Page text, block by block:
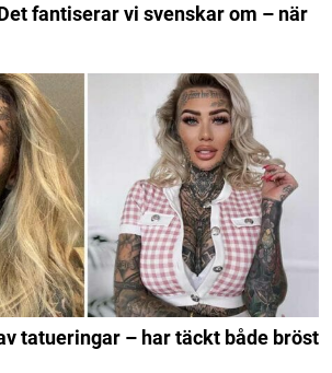
fantiserar vi svenskar om – när
tatueringar – har täckt både bröst